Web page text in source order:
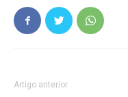
Artigo anterior